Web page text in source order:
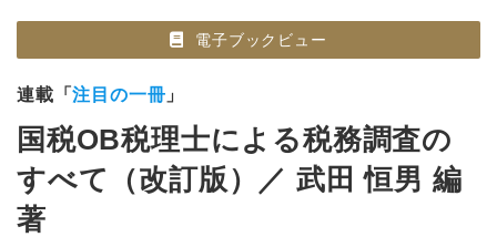
電子ブックビュー
連載「注目の一冊 」
国税OB税理士による税務調査の
すべて（改訂版）／ 武田 恒男 編
著